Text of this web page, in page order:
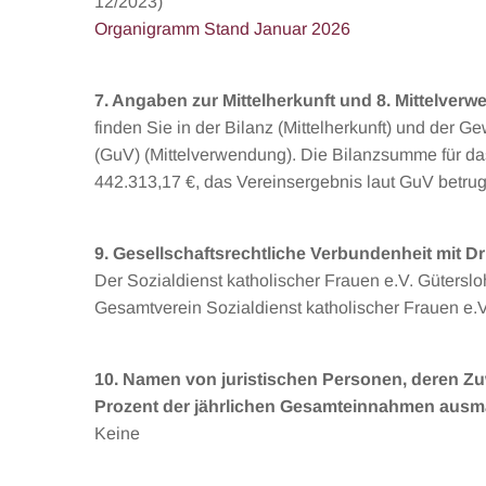
Organigramm Stand Januar 2026
7. Angaben zur Mittelherkunft und 8.
finden Sie in der Bilanz (Mittelherkunft) und der
(GuV) (Mittelverwendung). Die Bilanzsumme für
442.313,17 €, das Vereinsergebnis laut GuV
9. Gesellschaftsrechtliche Verbundenheit mit
Der Sozialdienst katholischer Frauen e.V.
Gesamtverein Sozialdienst katholischer Frauen
10. Namen von juristischen Personen, deren
Prozent der jährlichen Gesamteinnahmen
Keine